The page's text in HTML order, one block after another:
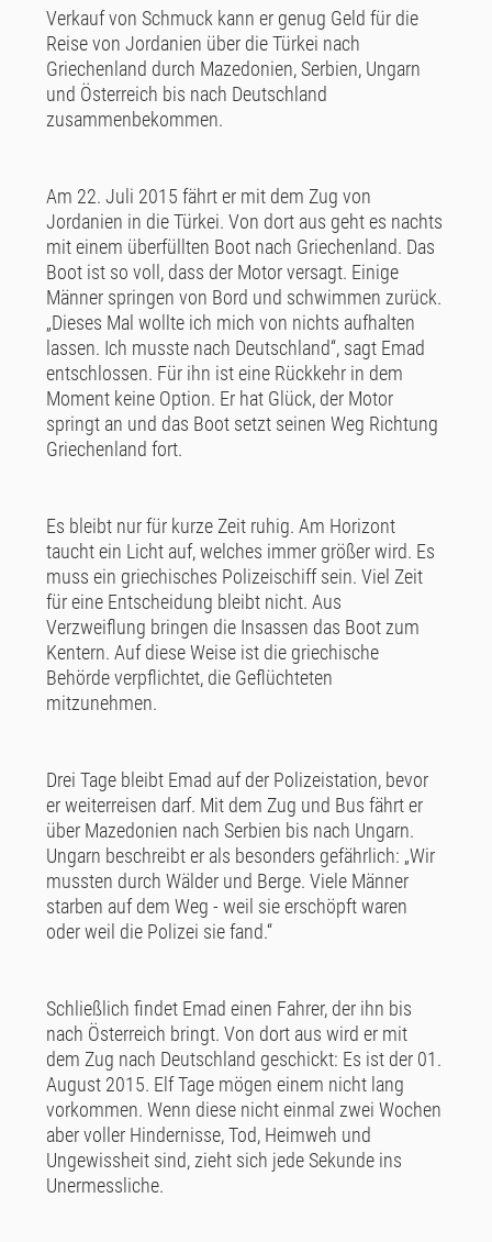
Verkauf von Schmuck kann er genug Geld für die
Reise von Jordanien über die Türkei nach
Griechenland durch Mazedonien, Serbien, Ungarn
und Österreich bis nach Deutschland
zusammenbekommen.
Am 22. Juli 2015 fährt er mit dem Zug von
Jordanien in die Türkei. Von dort aus geht es nachts
mit einem überfüllten Boot nach Griechenland. Das
Boot ist so voll, dass der Motor versagt. Einige
Männer springen von Bord und schwimmen zurück.
„Dieses Mal wollte ich mich von nichts aufhalten
lassen. Ich musste nach Deutschland“, sagt Emad
entschlossen. Für ihn ist eine Rückkehr in dem
Moment keine Option. Er hat Glück, der Motor
springt an und das Boot setzt seinen Weg Richtung
Griechenland fort.
Es bleibt nur für kurze Zeit ruhig. Am Horizont
taucht ein Licht auf, welches immer größer wird. Es
muss ein griechisches Polizeischiff sein. Viel Zeit
für eine Entscheidung bleibt nicht. Aus
Verzweiflung bringen die Insassen das Boot zum
Kentern. Auf diese Weise ist die griechische
Behörde verpflichtet, die Geflüchteten
mitzunehmen.
Drei Tage bleibt Emad auf der Polizeistation, bevor
er weiterreisen darf. Mit dem Zug und Bus fährt er
über Mazedonien nach Serbien bis nach Ungarn.
Ungarn beschreibt er als besonders gefährlich: „Wir
mussten durch Wälder und Berge. Viele Männer
starben auf dem Weg - weil sie erschöpft waren
oder weil die Polizei sie fand.“
Schließlich findet Emad einen Fahrer, der ihn bis
nach Österreich bringt. Von dort aus wird er mit
dem Zug nach Deutschland geschickt: Es ist der 01.
August 2015. Elf Tage mögen einem nicht lang
vorkommen. Wenn diese nicht einmal zwei Wochen
aber voller Hindernisse, Tod, Heimweh und
Ungewissheit sind, zieht sich jede Sekunde ins
Unermessliche.